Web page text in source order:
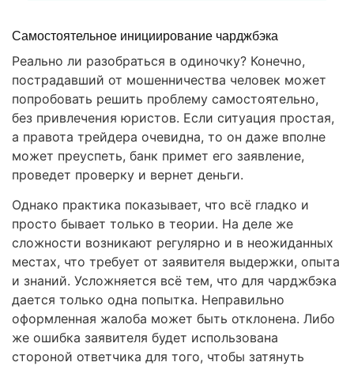
Самостоятельное инициирование чарджбэка
Реально ли разобраться в одиночку? Конечно,
пострадавший от мошенничества человек может
попробовать решить проблему самостоятельно,
без привлечения юристов. Если ситуация простая,
а правота трейдера очевидна, то он даже вполне
может преуспеть, банк примет его заявление,
проведет проверку и вернет деньги.
Однако практика показывает, что всё гладко и
просто бывает только в теории. На деле же
сложности возникают регулярно и в неожиданных
местах, что требует от заявителя выдержки, опыта
и знаний. Усложняется всё тем, что для чарджбэка
дается только одна попытка. Неправильно
оформленная жалоба может быть отклонена. Либо
же ошибка заявителя будет использована
стороной ответчика для того, чтобы затянуть